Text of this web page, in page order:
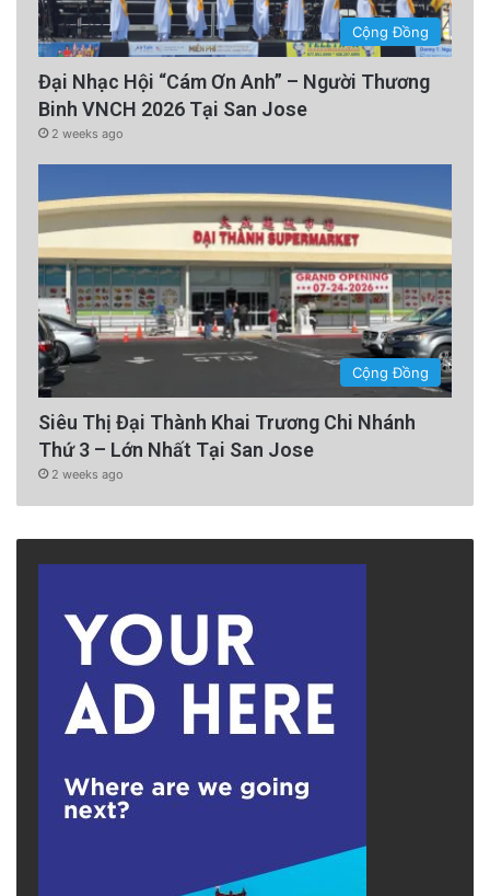
Cộng Đồng
Đại Nhạc Hội “Cám Ơn Anh” – Người Thương
Binh VNCH 2026 Tại San Jose
2 weeks ago
Cộng Đồng
Siêu Thị Đại Thành Khai Trương Chi Nhánh
Thứ 3 – Lớn Nhất Tại San Jose
2 weeks ago